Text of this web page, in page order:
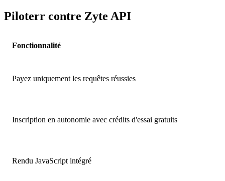
Piloterr contre Zyte API
Fonctionnalité
Payez uniquement les requêtes réussies
Inscription en autonomie avec crédits d'essai gratuits
Rendu JavaScript intégré